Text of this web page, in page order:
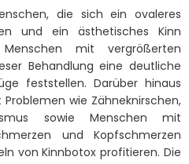
die sich ein ovaleres
und ein ästhetisches Kinn
Menschen mit vergrößerten
Behandlung eine deutliche
feststellen. Darüber hinaus
wie Zähneknirschen,
sowie Menschen mit
und Kopfschmerzen
von Kinnbotox profitieren. Die